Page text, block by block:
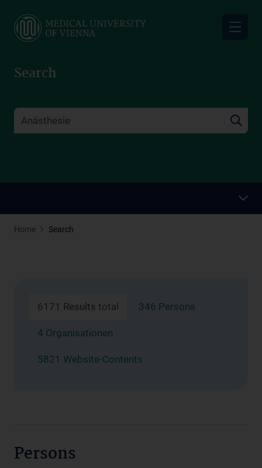
main
Search
Home Search
6171 Results total 346 Persons
4 Organisationen
5821 Website-Contents
Persons